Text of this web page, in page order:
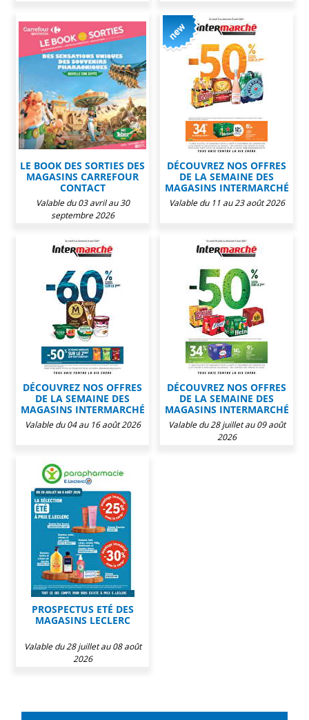
LE BOOK DES SORTIES DES
MAGASINS CARREFOUR
CONTACT
Valable du 03 avril au 30
septembre 2026
DÉCOUVREZ NOS OFFRES
DE LA SEMAINE DES
MAGASINS INTERMARCHÉ
Valable du 11 au 23 août 2026
DÉCOUVREZ NOS OFFRES
DE LA SEMAINE DES
MAGASINS INTERMARCHÉ
Valable du 04 au 16 août 2026
DÉCOUVREZ NOS OFFRES
DE LA SEMAINE DES
MAGASINS INTERMARCHÉ
Valable du 28 juillet au 09 août
2026
PROSPECTUS ETÉ DES
MAGASINS LECLERC
Valable du 28 juillet au 08 août
2026